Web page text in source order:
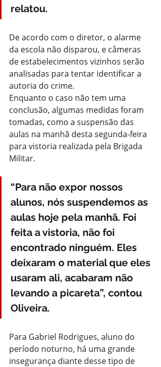
relatou.
De acordo com o diretor, o alarme
da escola não disparou, e câmeras
de estabelecimentos vizinhos serão
analisadas para tentar identificar a
autoria do crime.
Enquanto o caso não tem uma
conclusão, algumas medidas foram
tomadas, como a suspensão das
aulas na manhã desta segunda-feira
para vistoria realizada pela Brigada
Militar.
“Para não expor nossos
alunos, nós suspendemos as
aulas hoje pela manhã. Foi
feita a vistoria, não foi
encontrado ninguém. Eles
deixaram o material que eles
usaram ali, acabaram não
levando a picareta”, contou
Oliveira.
Para Gabriel Rodrigues, aluno do
período noturno, há uma grande
insegurança diante desse tipo de